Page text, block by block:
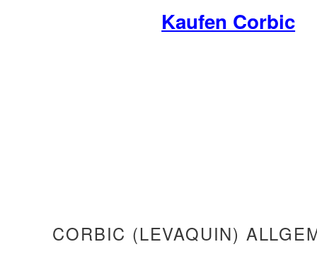
Kaufen Corbic
CORBIC (LEVAQUIN)